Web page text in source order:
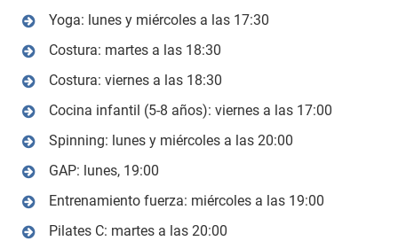
Yoga: lunes y miércoles a las 17:30
Costura: martes a las 18:30
Costura: viernes a las 18:30
Cocina infantil (5-8 años): viernes a las 17:00
Spinning: lunes y miércoles a las 20:00
GAP: lunes, 19:00
Entrenamiento fuerza: miércoles a las 19:00
Pilates C: martes a las 20:00